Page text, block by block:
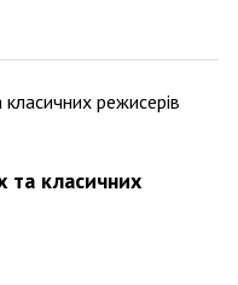
та класичних